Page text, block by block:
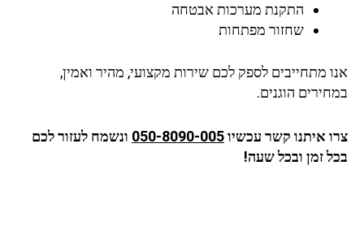
התקנת מערכות אבטחה
שחזור מפתחות
אנו מתחייבים לספק לכם שירות מקצועי, מהיר ואמין,
במחירים הוגנים.
צרו איתנו קשר עכשיו050-8090-005 ונשמח לעזור לכם
בכל זמן ובכל שעה!